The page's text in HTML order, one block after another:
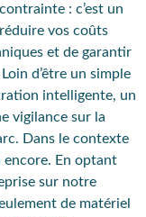
: c’est un
vos coûts
et de garantir
d’être un simple
intelligente, un
vigilance sur la
Dans le contexte
encore. En optant
sur notre
de matériel